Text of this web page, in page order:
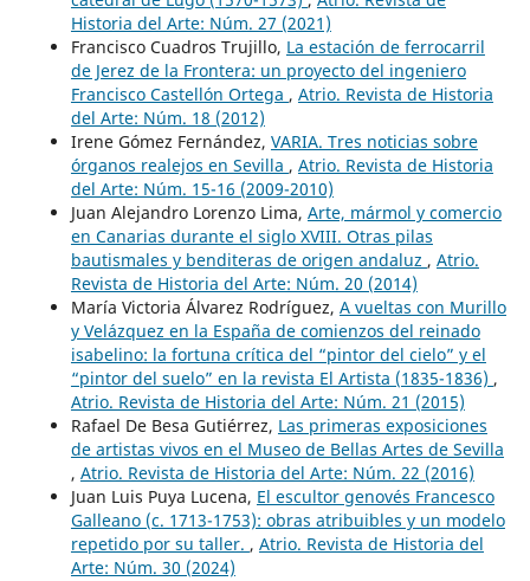
Historia del Arte: Núm. 27 (2021)
Francisco Cuadros Trujillo, La estación de ferrocarril
de Jerez de la Frontera: un proyecto del ingeniero
Francisco Castellón Ortega , Atrio. Revista de Historia
del Arte: Núm. 18 (2012)
Irene Gómez Fernández, VARIA. Tres noticias sobre
órganos realejos en Sevilla , Atrio. Revista de Historia
del Arte: Núm. 15-16 (2009-2010)
Juan Alejandro Lorenzo Lima, Arte, mármol y comercio
en Canarias durante el siglo XVIII. Otras pilas
bautismales y benditeras de origen andaluz , Atrio.
Revista de Historia del Arte: Núm. 20 (2014)
María Victoria Álvarez Rodríguez, A vueltas con Murillo
y Velázquez en la España de comienzos del reinado
isabelino: la fortuna crítica del “pintor del cielo” y el
“pintor del suelo” en la revista El Artista (1835-1836) ,
Atrio. Revista de Historia del Arte: Núm. 21 (2015)
Rafael De Besa Gutiérrez, Las primeras exposiciones
de artistas vivos en el Museo de Bellas Artes de Sevilla
, Atrio. Revista de Historia del Arte: Núm. 22 (2016)
Juan Luis Puya Lucena, El escultor genovés Francesco
Galleano (c. 1713-1753): obras atribuibles y un modelo
repetido por su taller. , Atrio. Revista de Historia del
Arte: Núm. 30 (2024)